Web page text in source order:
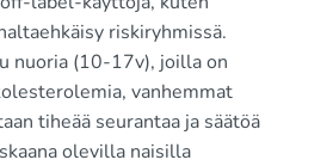
riskiryhmissä.
nuoria (10-17v), joilla on
vanhemmat
tiheää seurantaa ja säätöä
olevilla naisilla